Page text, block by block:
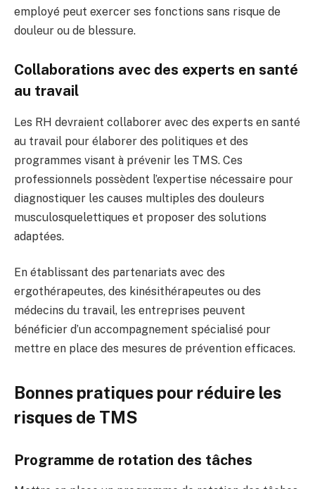
employé peut exercer ses fonctions sans risque de
douleur ou de blessure.
Collaborations avec des experts en santé
au travail
Les RH devraient collaborer avec des experts en santé
au travail pour élaborer des politiques et des
programmes visant à prévenir les TMS. Ces
professionnels possèdent l’expertise nécessaire pour
diagnostiquer les causes multiples des douleurs
musculosquelettiques et proposer des solutions
adaptées.
En établissant des partenariats avec des
ergothérapeutes, des kinésithérapeutes ou des
médecins du travail, les entreprises peuvent
bénéficier d’un accompagnement spécialisé pour
mettre en place des mesures de prévention efficaces.
Bonnes pratiques pour réduire les
risques de TMS
Programme de rotation des tâches